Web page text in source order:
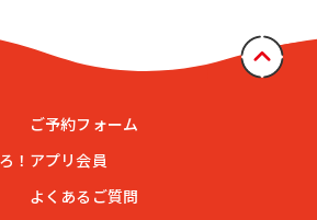
！
ご予約フォーム
アプリ会員
よくあるご質問